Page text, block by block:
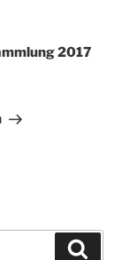
2017